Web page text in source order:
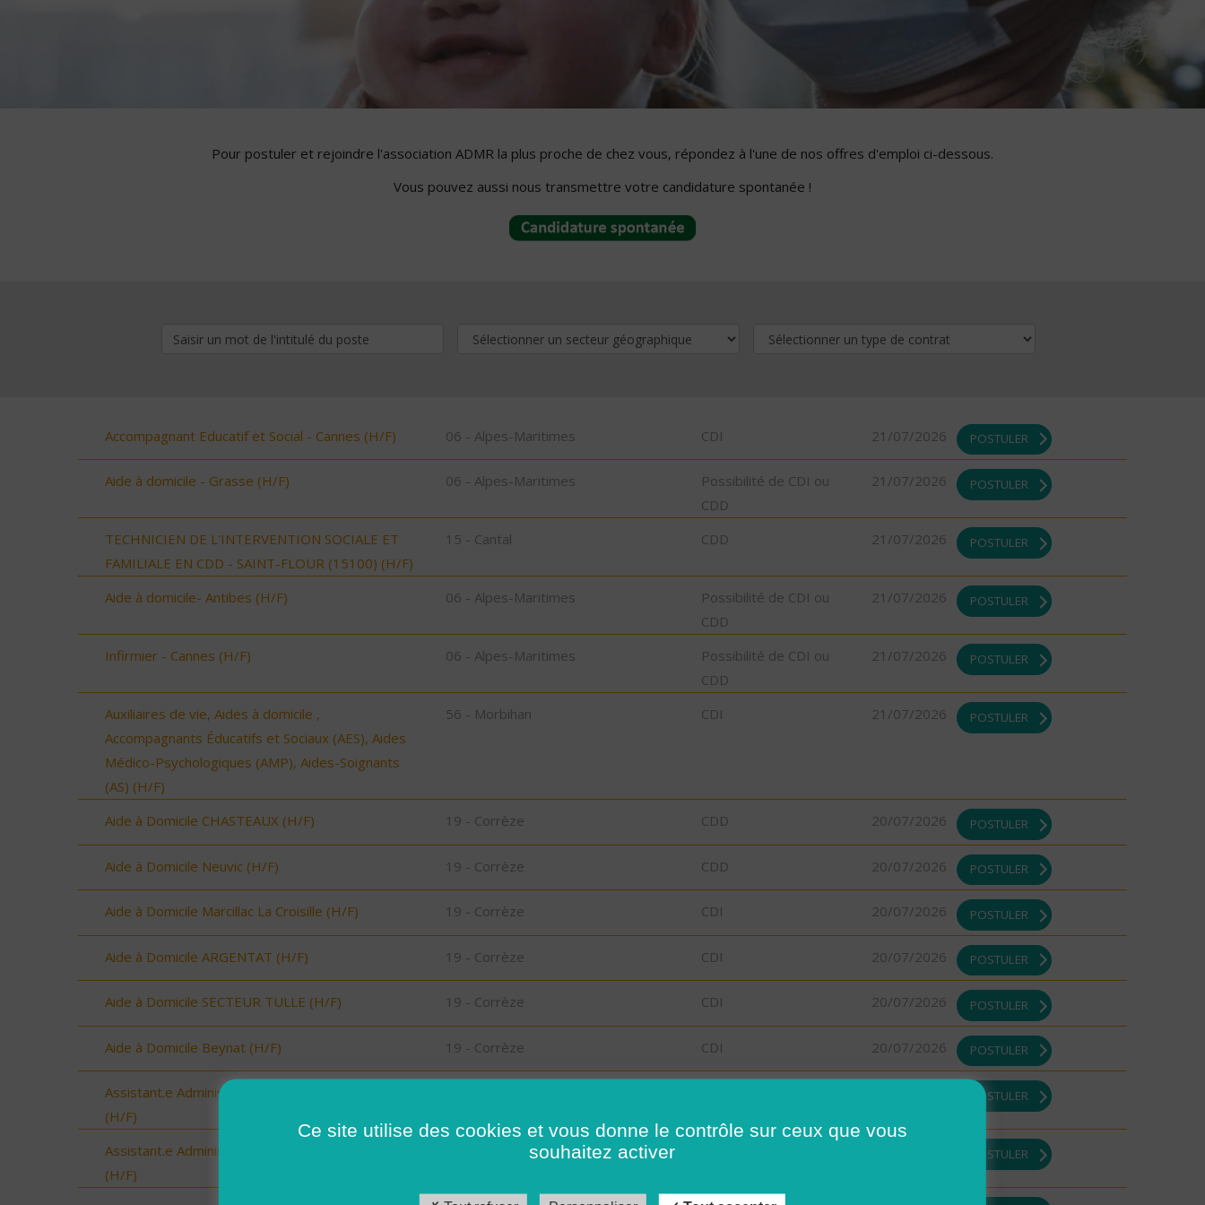
Pour postuler et rejoindre l'association ADMR la plus proche de chez vous, répondez à l'une de nos offres d'emploi ci-dessous.
Vous pouvez aussi nous transmettre votre candidature spontanée !
Accompagnant Educatif et Social - Cannes (H/F) 06 - Alpes-Maritimes CDI 21/07/2026 POSTULER
Aide à domicile - Grasse (H/F) 06 - Alpes-Maritimes
Possibilité de CDI ou
CDD
21/07/2026 POSTULER
TECHNICIEN DE L'INTERVENTION SOCIALE ET
FAMILIALE EN CDD - SAINT-FLOUR (15100) (H/F)
15 - Cantal CDD 21/07/2026 POSTULER
Aide à domicile- Antibes (H/F) 06 - Alpes-Maritimes
Possibilité de CDI ou
CDD
21/07/2026 POSTULER
Infirmier - Cannes (H/F) 06 - Alpes-Maritimes
Possibilité de CDI ou
CDD
21/07/2026 POSTULER
Auxiliaires de vie, Aides à domicile ,
Accompagnants Éducatifs et Sociaux (AES), Aides
Médico-Psychologiques (AMP), Aides-Soignants
(AS) (H/F)
56 - Morbihan CDI 21/07/2026 POSTULER
Aide à Domicile CHASTEAUX (H/F) 19 - Corrèze CDD 20/07/2026 POSTULER
Aide à Domicile Neuvic (H/F) 19 - Corrèze CDD 20/07/2026 POSTULER
Aide à Domicile Marcillac La Croisille (H/F) 19 - Corrèze CDI 20/07/2026 POSTULER
Aide à Domicile ARGENTAT (H/F) 19 - Corrèze CDI 20/07/2026 POSTULER
Aide à Domicile SECTEUR TULLE (H/F) 19 - Corrèze CDI 20/07/2026 POSTULER
Aide à Domicile Beynat (H/F) 19 - Corrèze CDI 20/07/2026 POSTULER
Assistant.e Administratif.ve et Facturation - CDD
(H/F)
POSTULER
Assistant.e Administratif.ve et Facturation - CDI
(H/F)
35 - Ille-et-Vilaine POSTULER
Ce site utilise des cookies et vous donne le contrôle sur ceux que vous
souhaitez activer